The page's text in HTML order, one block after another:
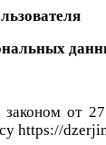
законом
https://